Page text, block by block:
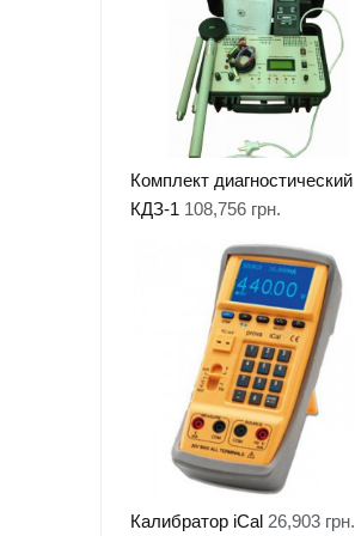
Комплект диагностический
КДЗ-1 108,756 грн.
Калибратор iCal 26,903 грн.